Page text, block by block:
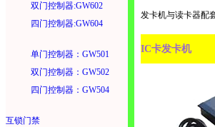
双门控制器:GW602
四门控制器:GW604
单门控制器：GW501
双门控制器：GW502
四门控制器：GW504
互锁门禁
发卡机与读卡器配
IC卡发卡机